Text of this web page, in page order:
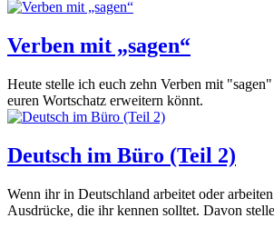
Verben mit „sagen“
Heute stelle ich euch zehn Verben mit
euren Wortschatz erweitern könnt.
Deutsch im Büro (Teil 2)
Wenn ihr in Deutschland arbeitet oder
Ausdrücke, die ihr kennen solltet. Davon